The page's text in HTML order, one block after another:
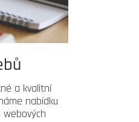
a kvalitní
nabídku
webových